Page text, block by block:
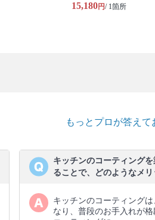
15,180円/ 1箇所
もっとプロが答えて
キッチンのコーティング
ることで、どのようなメ
キッチンのコーティングは
なり、普段のお手入れが格